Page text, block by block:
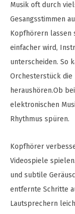
Musik oft durch
Gesangsstimmen
Kopfhörern lassen
einfacher wird,
unterscheiden. So
Orchesterstück die
heraushören.Ob
elektronischen
Rhythmus spüren.
Kopfhörer
Videospiele
und subtile
entfernte Schritte
Lautsprechern